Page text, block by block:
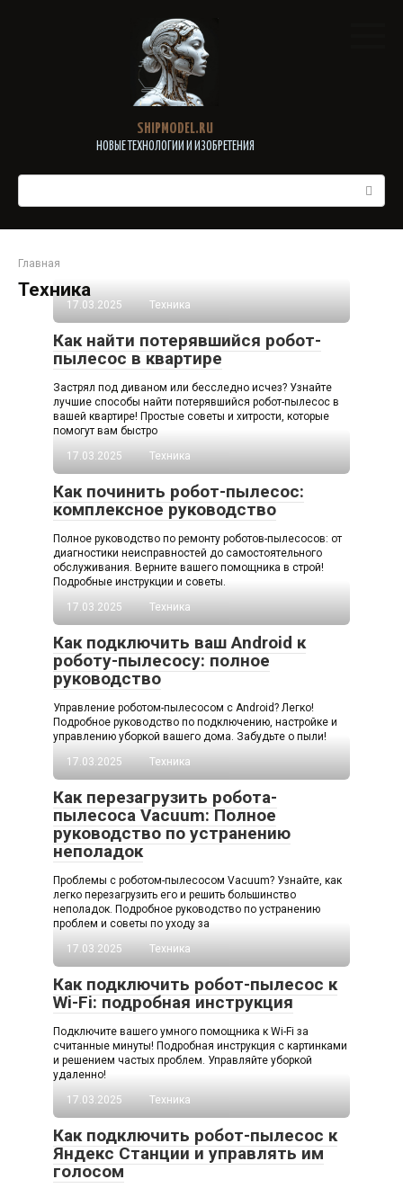
SHIPMODEL.RU
НОВЫЕ ТЕХНОЛОГИИ И ИЗОБРЕТЕНИЯ
Главная
Техника
17.03.2025 Техника
Как найти потерявшийся робот-
пылесос в квартире
Застрял под диваном или бесследно исчез? Узнайте
лучшие способы найти потерявшийся робот-пылесос в
вашей квартире! Простые советы и хитрости, которые
помогут вам быстро
17.03.2025
Техника
Как починить робот-пылесос:
комплексное руководство
Полное руководство по ремонту роботов-пылесосов: от
диагностики неисправностей до самостоятельного
обслуживания. Верните вашего помощника в строй!
Подробные инструкции и советы.
17.03.2025
Техника
Как подключить ваш Android к
роботу-пылесосу: полное
руководство
Управление роботом-пылесосом с Android? Легко!
Подробное руководство по подключению, настройке и
управлению уборкой вашего дома. Забудьте о пыли!
17.03.2025
Техника
Как перезагрузить робота-
пылесоса Vacuum: Полное
руководство по устранению
неполадок
Проблемы с роботом-пылесосом Vacuum? Узнайте, как
легко перезагрузить его и решить большинство
неполадок. Подробное руководство по устранению
проблем и советы по уходу за
17.03.2025
Техника
Как подключить робот-пылесос к
Wi-Fi: подробная инструкция
Подключите вашего умного помощника к Wi-Fi за
считанные минуты! Подробная инструкция с картинками
и решением частых проблем. Управляйте уборкой
удаленно!
17.03.2025
Техника
Как подключить робот-пылесос к
Яндекс Станции и управлять им
голосом